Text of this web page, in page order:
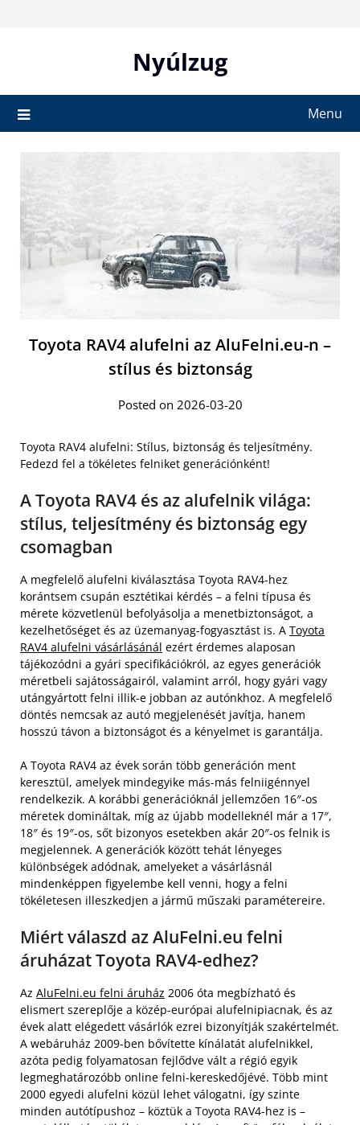
Nyúlzug
Menu
Toyota RAV4 alufelni az AluFelni.eu-n –
stílus és biztonság
Posted on 2026-03-20
Toyota RAV4 alufelni: Stílus, biztonság és teljesítmény.
Fedezd fel a tökéletes felniket generációnként!
A Toyota RAV4 és az alufelnik világa:
stílus, teljesítmény és biztonság egy
csomagban
A megfelelő alufelni kiválasztása Toyota RAV4-hez
korántsem csupán esztétikai kérdés – a felni típusa és
mérete közvetlenül befolyásolja a menetbiztonságot, a
kezelhetőséget és az üzemanyag-fogyasztást is. A Toyota
RAV4 alufelni vásárlásánál ezért érdemes alaposan
tájékozódni a gyári specifikációkról, az egyes generációk
méretbeli sajátosságairól, valamint arról, hogy gyári vagy
utángyártott felni illik-e jobban az autónkhoz. A megfelelő
döntés nemcsak az autó megjelenését javítja, hanem
hosszú távon a biztonságot és a kényelmet is garantálja.
A Toyota RAV4 az évek során több generáción ment
keresztül, amelyek mindegyike más-más felniigénnyel
rendelkezik. A korábbi generációknál jellemzően 16″-os
méretek domináltak, míg az újabb modelleknél már a 17″,
18″ és 19″-os, sőt bizonyos esetekben akár 20″-os felnik is
megjelennek. A generációk között tehát lényeges
különbségek adódnak, amelyeket a vásárlásnál
mindenképpen figyelembe kell venni, hogy a felni
tökéletesen illeszkedjen a jármű műszaki paramétereire.
Miért válaszd az AluFelni.eu felni
áruházat Toyota RAV4-edhez?
Az AluFelni.eu felni áruház 2006 óta megbízható és
elismert szereplője a közép-európai alufelnipiacnak, és az
évek alatt elégedett vásárlók ezrei bizonyítják szakértelmét.
A webáruház 2009-ben bővítette kínálatát alufelnikkel,
azóta pedig folyamatosan fejlődve vált a régió egyik
legmeghatározóbb online felni-kereskedőjévé. Több mint
2000 egyedi alufelni közül lehet válogatni, így szinte
minden autótípushoz – köztük a Toyota RAV4-hez is –